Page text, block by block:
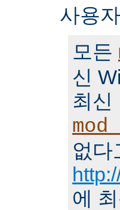
사용
모든
신
최신
없다
에